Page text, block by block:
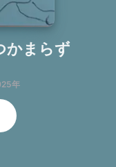
かまらず
年